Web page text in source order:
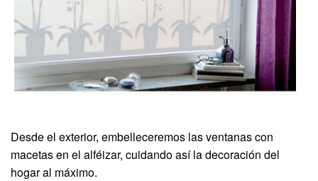
Desde el exterior, embelleceremos las ventanas con
macetas en el alféizar, cuidando así la decoración del
hogar al máximo.